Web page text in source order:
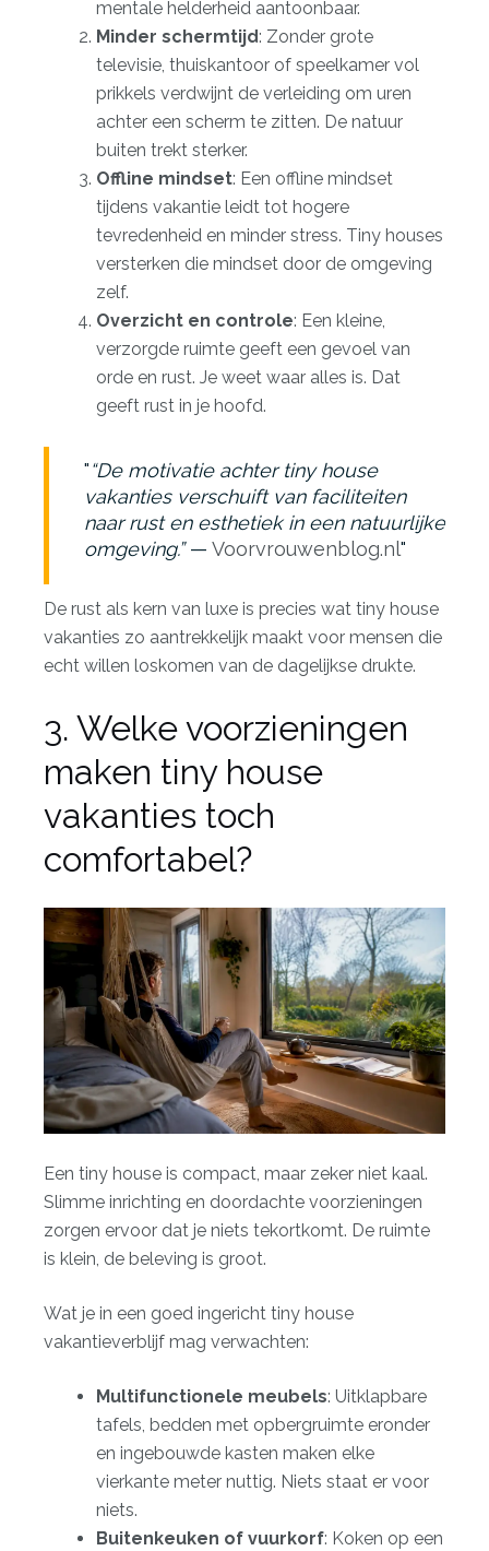
mentale helderheid aantoonbaar.
Minder schermtijd: Zonder grote
televisie, thuiskantoor of speelkamer vol
prikkels verdwijnt de verleiding om uren
achter een scherm te zitten. De natuur
buiten trekt sterker.
Offline mindset: Een offline mindset
tijdens vakantie leidt tot hogere
tevredenheid en minder stress. Tiny houses
versterken die mindset door de omgeving
zelf.
Overzicht en controle: Een kleine,
verzorgde ruimte geeft een gevoel van
orde en rust. Je weet waar alles is. Dat
geeft rust in je hoofd.
“De motivatie achter tiny house
vakanties verschuift van faciliteiten
naar rust en esthetiek in een natuurlijke
omgeving.”— Voorvrouwenblog.nl
De rust als kern van luxe is precies wat tiny house
vakanties zo aantrekkelijk maakt voor mensen die
echt willen loskomen van de dagelijkse drukte.
3. Welke voorzieningen
maken tiny house
vakanties toch
comfortabel?
Een tiny house is compact, maar zeker niet kaal.
Slimme inrichting en doordachte voorzieningen
zorgen ervoor dat je niets tekortkomt. De ruimte
is klein, de beleving is groot.
Wat je in een goed ingericht tiny house
vakantieverblijf mag verwachten:
Multifunctionele meubels: Uitklapbare
tafels, bedden met opbergruimte eronder
en ingebouwde kasten maken elke
vierkante meter nuttig. Niets staat er voor
niets.
Buitenkeuken of vuurkorf: Koken op een